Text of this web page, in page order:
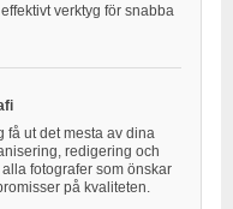
effektivt verktyg för snabba
ut det mesta av dina
redigering och
fotografer som önskar
på kvaliteten.